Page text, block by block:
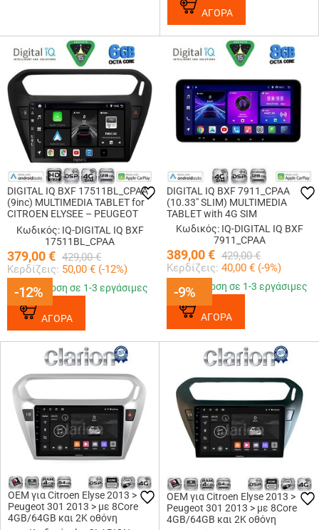
ΑΓΟΡΑ
-12%
DIGITAL IQ BXF 17511BL_CPAA
(9inc) MULTIMEDIA TABLET for
CITROEN ELYSEE – PEUGEOT
301 mod. 2013-2026 (BLACK)
Κωδικός: IQ-DIGITAL IQ BXF
17511BL_CPAA
379,00€ 429,00 €
Κερδίζεις: 50,00 € (-12%)
-12%
Παράδοση σε 1-3 εργάσιμες
ΑΓΟΡΑ
-9%
DIGITAL IQ BXF 7911_CPAA
(10.33" SLIM) MULTIMEDIA
TABLET with 4G SIM
Κωδικός: IQ-DIGITAL IQ BXF
7911_CPAA
389,00€ 429,00 €
Κερδίζεις: 40,00 € (-9%)
-9%
Παράδοση σε 1-3 εργάσιμες
ΑΓΟΡΑ
OEM για Citroen Elyse 2013 >
Peugeot 301 2013 > με 8Core
4GB/64GB και 2Κ οθόνη
OEM για Citroen Elyse 2013 >
Peugeot 301 2013 > με 8Core
4GB/64GB και 2Κ οθόνη